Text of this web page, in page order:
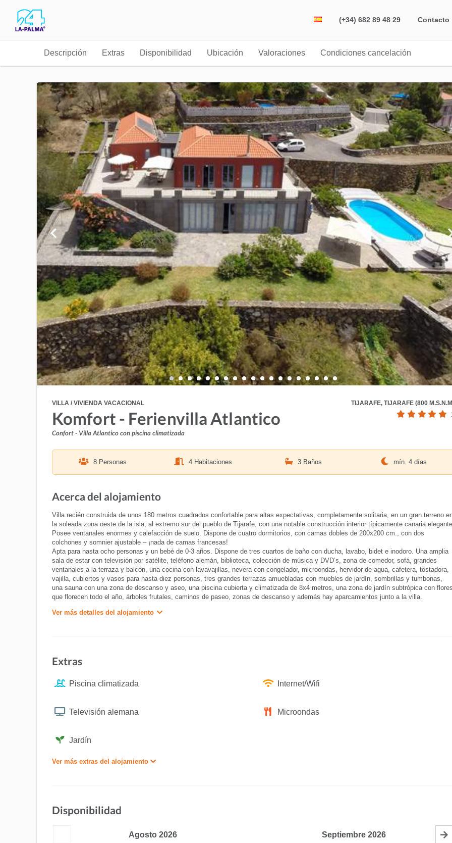
(+34) 682 89 48 29 Contacto
Descripción Extras Disponibilidad Ubicación Valoraciones Condiciones cancelación
VILLA / VIVIENDA VACACIONAL TIJARAFE, TIJARAFE (800
Komfort - Ferienvilla Atlantico
Confort - Villa Atlantico con piscina climatizada
8 Personas 4 Habitaciones 3 Baños mín. 4 días
Acerca del alojamiento
Villa recién construida de unos 180 metros cuadrados confortable para altas expectativas, completamente solitaria, en un gran terreno
la soleada zona oeste de la isla, al extremo sur del pueblo de Tijarafe, con una notable construcción interior típicamente canaria
Posee ventanales enormes y calefacción de suelo. Dispone de cuatro dormitorios, con camas dobles de 200x200 cm., con dos
colchones y somnier ajustable – ¡nada de camas francesas!
Apta para hasta ocho personas y un bebé de 0-3 años. Dispone de tres cuartos de baño con ducha, lavabo, bidet e inodoro. Una amplia
sala de estar con televisión por satélite, teléfono alemán, biblioteca, colección de música y DVD’s, zona de comedor, sofá, grandes
ventanales a la terraza y balcón, una cocina con lavavajillas, nevera con congelador, microondas, hervidor de agua, cafetera, tostadora,
vajilla, cubiertos y vasos para hasta diez personas, tres grandes terrazas amuebladas con muebles de jardín, sombrillas y tumbonas,
una sauna con una zona de descanso y aseo, una piscina cubierta y climatizada de 8x4 metros, una zona de jardín subtrópica con flores
que florecen todo el año, árboles frutales, caminos de paseo, zonas de descanso y además hay aparcamientos junto a la villa.
Ver más detalles del alojamiento
Extras
Piscina climatizada Internet/Wifi
Televisión alemana Microondas
Jardín
Ver más extras del alojamiento
Disponibilidad
Agosto 2026 Septiembre 2026